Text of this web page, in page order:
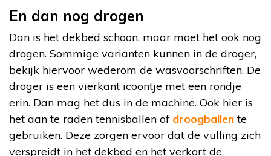
En dan nog drogen
Dan is het dekbed schoon, maar moet het ook nog
drogen. Sommige varianten kunnen in de droger,
bekijk hiervoor wederom de wasvoorschriften. De
droger is een vierkant icoontje met een rondje
erin. Dan mag het dus in de machine. Ook hier is
het aan te raden tennisballen of droogballente
gebruiken. Deze zorgen ervoor dat de vulling zich
verspreidt in het dekbed en het verkort de